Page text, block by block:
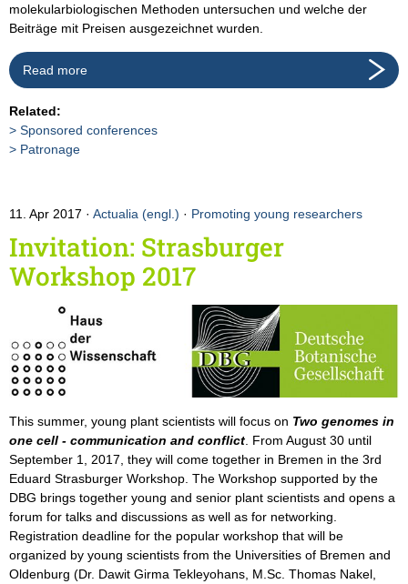
molekularbiologischen Methoden untersuchen und welche der
Beiträge mit Preisen ausgezeichnet wurden.
Read more
Related:
Sponsored conferences
Patronage
11. Apr 2017 Actualia (engl.) · Promoting young researchers
Invitation: Strasburger
Workshop 2017
This summer, young plant scientists will focus on Two genomes in
one cell - communication and conflict . From August 30 until
September 1, 2017, they will come together in Bremen in the 3rd
Eduard Strasburger Workshop. The Workshop supported by the
DBG brings together young and senior plant scientists and opens a
forum for talks and discussions as well as for networking.
Registration deadline for the popular workshop that will be
organized by young scientists from the Universities of Bremen and
Oldenburg (Dr. Dawit Girma Tekleyohans, M.Sc. Thomas Nakel,